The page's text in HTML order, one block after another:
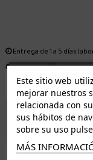
Entrega de 1 a 5 días
Distribuidor autorizado
ENVÍO
ISLAS CANARIAS
Este sitio web
mejorar nuestros
relacionada con
sus hábitos de
sobre su uso pulse
MÁS